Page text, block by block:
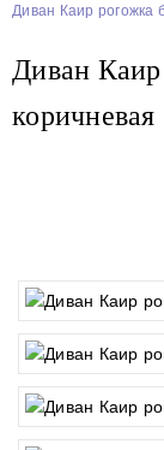
Диван Каир рогожка
Диван Каир
коричневая